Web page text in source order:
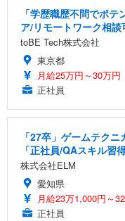
「学歴職歴不問でポ
ア/リモートワーク相
toBE Tech株式会社
東京都
月給25万円～30万円
正社員
「27卒」ゲームテク
「正社員/QAスキル習
株式会社ELM
愛知県
月給23万1,000円～
正社員